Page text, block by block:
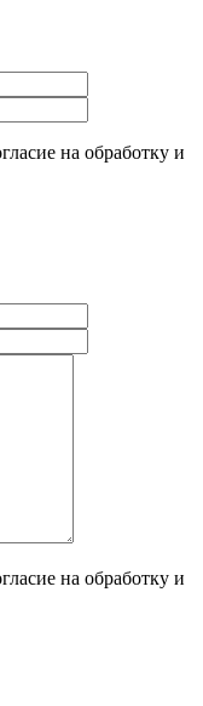
на обработку и
на обработку и